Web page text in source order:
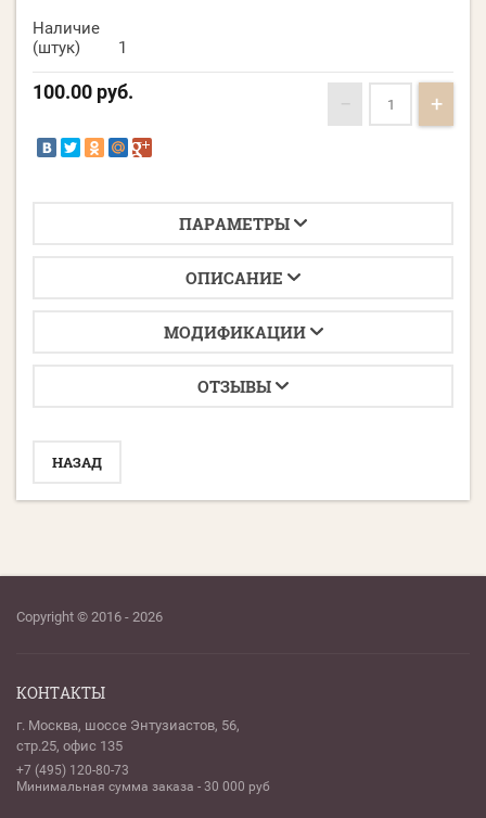
Наличие
(штук)
1
100.00 руб. − +
ПАРАМЕТРЫ
ОПИСАНИЕ
МОДИФИКАЦИИ
ОТЗЫВЫ
НАЗАД
Copyright © 2016 - 2026
КОНТАКТЫ
г. Москва, шоссе Энтузиастов, 56,
стр.25, офис 135
+7 (495) 120-80-73
Минимальная сумма заказа - 30 000 руб